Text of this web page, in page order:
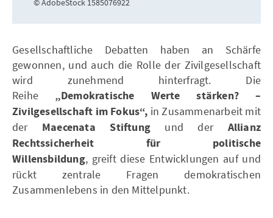
© AdobeStock 1585076922
Gesellschaftliche Debatten haben an Schärfe
gewonnen, und auch die Rolle der Zivilgesellschaft
wird zunehmend hinterfragt. Die
Reihe „Demokratische Werte stärken? –
Zivilgesellschaft im Fokus“, in Zusammenarbeit mit
der Maecenata Stiftung und der Allianz
Rechtssicherheit für politische
Willensbildung, greift diese Entwicklungen auf und
rückt zentrale Fragen demokratischen
Zusammenlebens in den Mittelpunkt.